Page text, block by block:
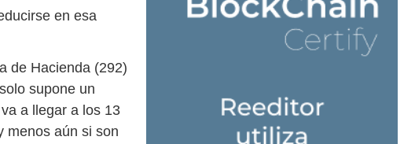
en esa
de Hacienda (292)
supone un
a llegar a los 13
menos aún si son